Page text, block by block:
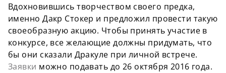
Вдохновившись творчеством своего предка,
именно Дакр Стокер и предложил провести такую
своеобразную акцию. Чтобы принять участие в
конкурсе, все желающие должны придумать, что
бы они сказали Дракуле при личной встрече.
Заявки можно подавать до 26 октября 2016 года.